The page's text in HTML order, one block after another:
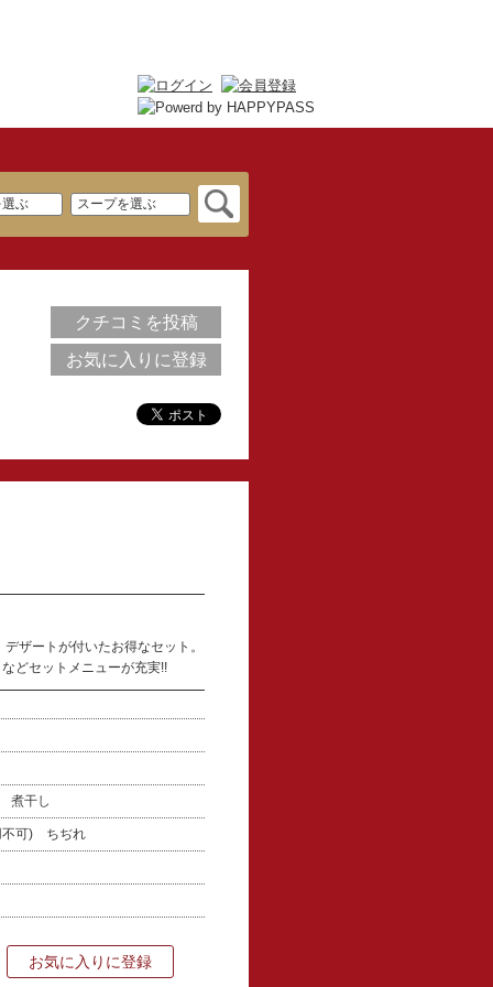
クチコミを投稿
お気に入りに登録
ザートが付いたお得なセット。
どセットメニューが充実!!
煮干し
不可) ちぢれ
お気に入りに登録